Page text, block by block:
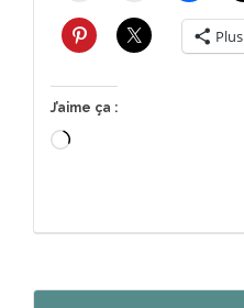
Plus
J’aime ça :
Chargement…